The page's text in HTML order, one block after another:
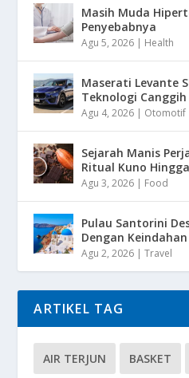
Masih Muda
Penyebabnya
Agu 5, 2026 | Health
Maserati Levante
Teknologi Canggih
Agu 4, 2026 | Otomotif
Sejarah Manis
Ritual Kuno
Agu 3, 2026 | Food
Pulau Santorini
Dengan
Agu 2, 2026 |Travel
ARTIKEL TAG
AIR TERJUN BASKET